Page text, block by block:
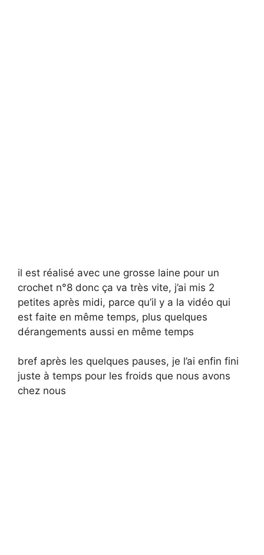
il est réalisé avec une grosse laine pour un
crochet n°8 donc ça va très vite, j’ai mis 2
petites après midi, parce qu’il y a la vidéo qui
est faite en même temps, plus quelques
dérangements aussi en même temps
bref après les quelques pauses, je l’ai enfin fini
juste à temps pour les froids que nous avons
chez nous